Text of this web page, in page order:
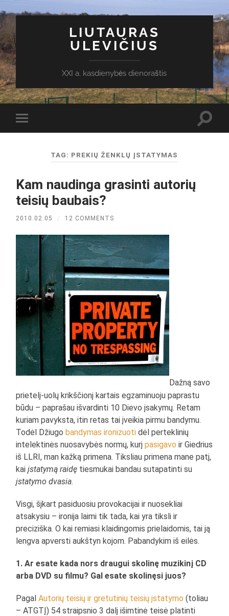
LIUTAURAS
ULEVIČIUS
XXI a. kasdienybės dienoraštis
Toggle
mobile
TAG: PREKIŲ ŽENKLŲ ĮSTATYMAS
Kam naudinga grasinti autorių
teisių baubais?
2010.02.05 / 12 COMMENTS
Dažną savo
prietelį-uolų krikščionį kartais egzaminuoju paprastu
būdu – paprašau išvardinti 10 Dievo įsakymų. Retam
kuriam pavyksta, itin retas tai įveikia pirmu bandymu.
Todėl Džiugobandymas ironizuoti dėl perteklinių
intelektinės nuosavybės normų, kurįpasigavo ir Giedrius
iš LLRI, man kažką primena. Tiksliau primena mane patį,
kaiįstatymą raidę tiesmukai bandau sutapatinti su
įstatymo dvasia.
Visgi, šįkart pasiduosiu provokacijai ir nuosekliai
atsakysiu – ironija laimi tik tada, kai yra tiksli ir
preciziška. O kai remiasi klaidingomis prielaidomis, tai ją
lengva apversti aukštyn kojom. Pabandykim iš eilės.
1. Ar esate kada nors draugui skolinę muzikinį CD
arba DVD su filmu? Gal esate skolinęsi juos?
PagalAutorių teisių ir gretutinių teisių įstatymo (toliau
– ATGTĮ) 54 straipsnio 3 dalį išimtinė teisė platinti